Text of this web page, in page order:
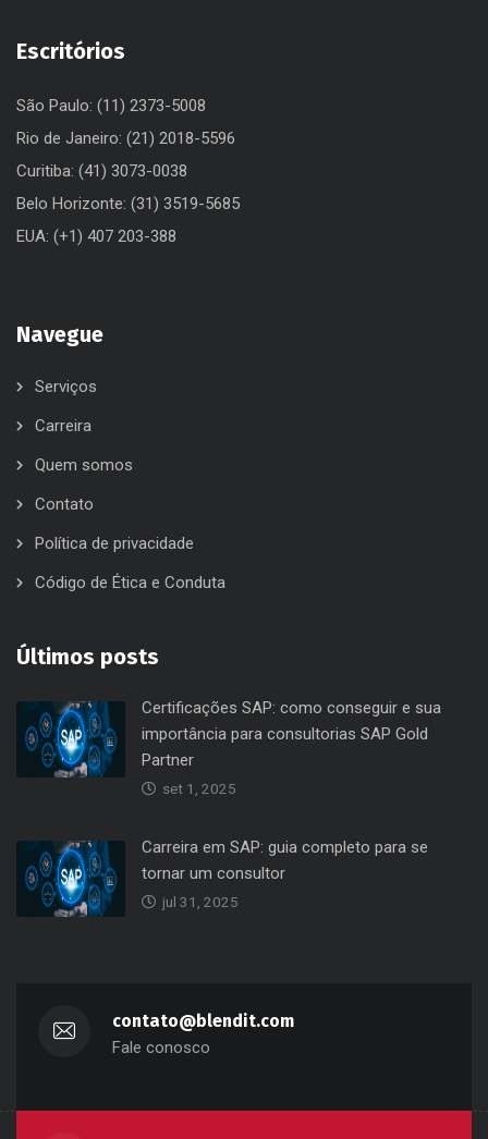
Escritórios
São Paulo: (11) 2373-5008
Rio de Janeiro: (21) 2018-5596
Curitiba: (41) 3073-0038
Belo Horizonte: (31) 3519-5685
EUA: (+1) 407 203-388
Navegue
Serviços
Carreira
Quem somos
Contato
Política de privacidade
Código de Ética e Conduta
Últimos posts
Certificações SAP: como conseguir e sua
importância para consultorias SAP Gold
Partner
set 1, 2025
Carreira em SAP: guia completo para se
tornar um consultor
jul 31, 2025
contato@blendit.com
Fale conosco